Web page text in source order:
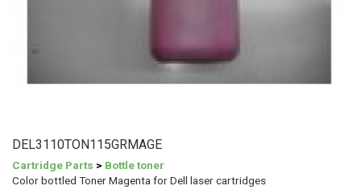
DEL3110TON115GRMAGE
Cartridge Parts > Bottle toner
Color bottled Toner Magenta for Dell laser cartridges